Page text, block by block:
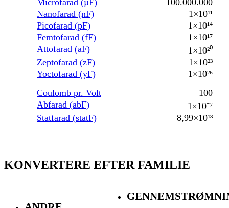
Nanofarad (nF)
1×10¹¹
Picofarad (pF)
1×10¹⁴
Femtofarad (fF)
1×10¹⁷
Attofarad (aF)
1×10²⁰
Zeptofarad (zF)
1×10²³
Yoctofarad (yF)
1×10²⁶
Coulomb pr. Volt
100
Abfarad (abF)
1×10⁻⁷
Statfarad (statF)
8,99×10¹³
KONVERTERE EFTER FAMILIE